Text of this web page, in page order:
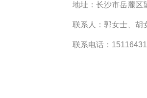
地址：长沙市岳麓区
联系人：郭女士、胡
联系电话：